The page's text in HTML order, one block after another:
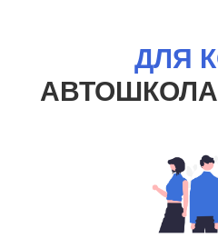
ДЛЯ
АВТОШКОЛА